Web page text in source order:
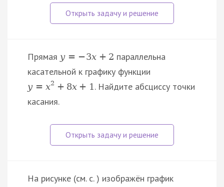
Прямая y = −3x + 2 параллельна
касательной к графику функции
y = x2 + 8x + 1 . Найдите абсциссу точки
касания.
На рисунке (см. с. ) изображён график